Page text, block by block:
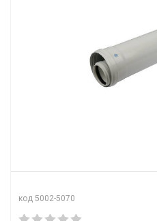
код 5002-5070